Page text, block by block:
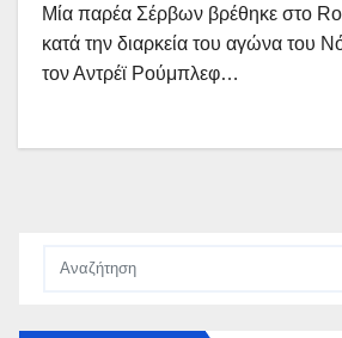
Μία παρέα Σέρβων βρέθηκε στο
κατά την διαρκεία του αγώνα του
τον Αντρέϊ Ρούμπλεφ…